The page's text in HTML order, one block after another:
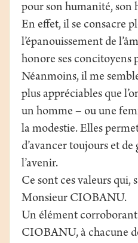
pour son humanité, son
En effet, il se consacre
l’épanouissement de
honore ses concitoyens
Néanmoins, il me
plus appréciables que
un homme – ou une
la modestie. Elles
d’avancer toujours et de
l’avenir.
Ce sont ces valeurs qui,
Monsieur CIOBANU.
Un élément
CIOBANU, à chacune